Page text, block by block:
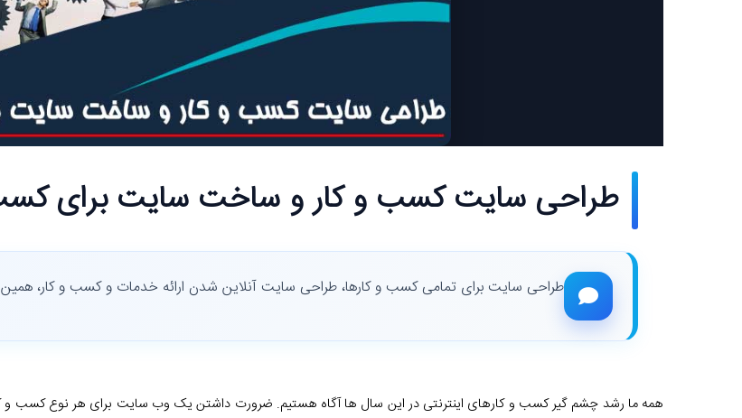
طراحی سایت کسب و کار و ساخت سایت برای
طراحی سایت برای تمامی کسب و کارها، طراحی سایت آنلاین شدن ارائه خدمات و کسب و کار،
همه ما رشد چشم گیر کسب و کارهای اینترنتی در این سال ها آگاه هستیم. ضرورت داشتن یک وب سایت برای هر نوع کسب و